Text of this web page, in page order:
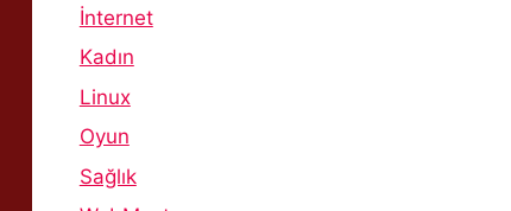
İnternet
Kadın
Linux
Oyun
Sağlık